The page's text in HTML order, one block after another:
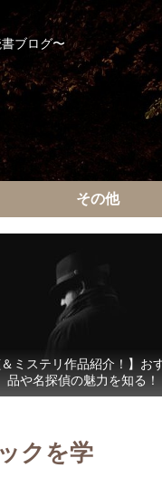
ブログ〜
その他
＆ミステリ作品紹介！】お
品や名探偵の魅力を知る！
クを学